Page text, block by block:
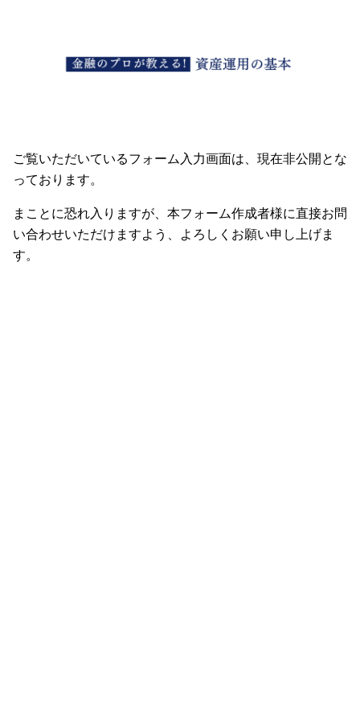
ご覧いただいているフォーム入力画面は、現在非公開とな
っております。
まことに恐れ入りますが、本フォーム作成者様に直接お問
い合わせいただけますよう、よろしくお願い申し上げま
す。